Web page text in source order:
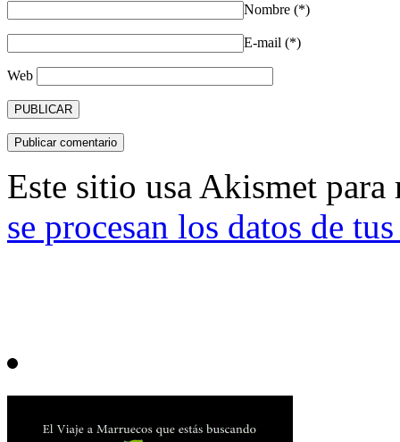
Nombre (*)
E-mail (*)
Web
Este sitio usa Akismet
se procesan los datos de